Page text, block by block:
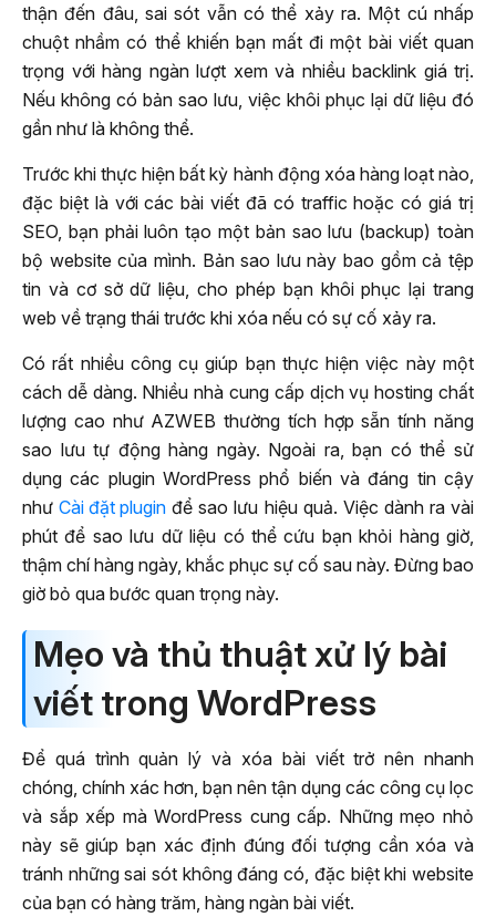
thận đến đâu, sai sót vẫn có thể xảy ra. Một cú nhấp
chuột nhầm có thể khiến bạn mất đi một bài viết quan
trọng với hàng ngàn lượt xem và nhiều backlink giá trị.
Nếu không có bản sao lưu, việc khôi phục lại dữ liệu đó
gần như là không thể.
Trước khi thực hiện bất kỳ hành động xóa hàng loạt nào,
đặc biệt là với các bài viết đã có traffic hoặc có giá trị
SEO, bạn phải luôn tạo một bản sao lưu (backup) toàn
bộ website của mình. Bản sao lưu này bao gồm cả tệp
tin và cơ sở dữ liệu, cho phép bạn khôi phục lại trang
web về trạng thái trước khi xóa nếu có sự cố xảy ra.
Có rất nhiều công cụ giúp bạn thực hiện việc này một
cách dễ dàng. Nhiều nhà cung cấp dịch vụ hosting chất
lượng cao như AZWEB thường tích hợp sẵn tính năng
sao lưu tự động hàng ngày. Ngoài ra, bạn có thể sử
dụng các plugin WordPress phổ biến và đáng tin cậy
nhưCài đặt plugin để sao lưu hiệu quả. Việc dành ra vài
phút để sao lưu dữ liệu có thể cứu bạn khỏi hàng giờ,
thậm chí hàng ngày, khắc phục sự cố sau này. Đừng bao
giờ bỏ qua bước quan trọng này.
Mẹo và thủ thuật xử lý bài
viết trong WordPress
Để quá trình quản lý và xóa bài viết trở nên nhanh
chóng, chính xác hơn, bạn nên tận dụng các công cụ lọc
và sắp xếp mà WordPress cung cấp. Những mẹo nhỏ
này sẽ giúp bạn xác định đúng đối tượng cần xóa và
tránh những sai sót không đáng có, đặc biệt khi website
của bạn có hàng trăm, hàng ngàn bài viết.